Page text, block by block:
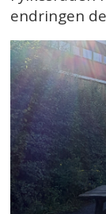
endringen